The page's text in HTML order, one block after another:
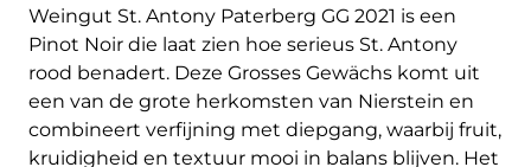
Weingut St. Antony Paterberg GG 2021 is een
Pinot Noir die laat zien hoe serieus St. Antony
rood benadert. Deze Grosses Gewächs komt uit
een van de grote herkomsten van Nierstein en
combineert verfijning met diepgang, waarbij fruit,
kruidigheid en textuur mooi in balans blijven. Het